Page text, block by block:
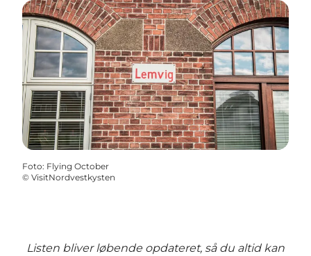
Foto: Flying October
© VisitNordvestkysten
Listen bliver løbende opdateret, så du altid kan